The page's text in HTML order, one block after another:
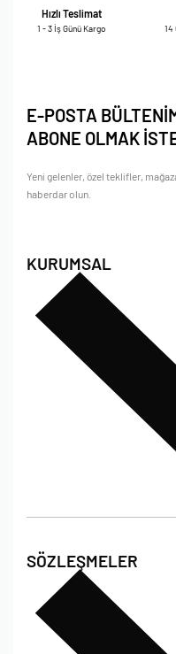
Hızlı Teslimat
1 - 3 İş Günü Kargo 14
KURUMSAL
Poshet Blog
Sıkça Sorulan Sorular
Bize Ulaşın
SÖZLEŞMELER
E-POSTA
ABONE OLMAK
Yeni gelenler, özel teklifler,
haberdar olun.